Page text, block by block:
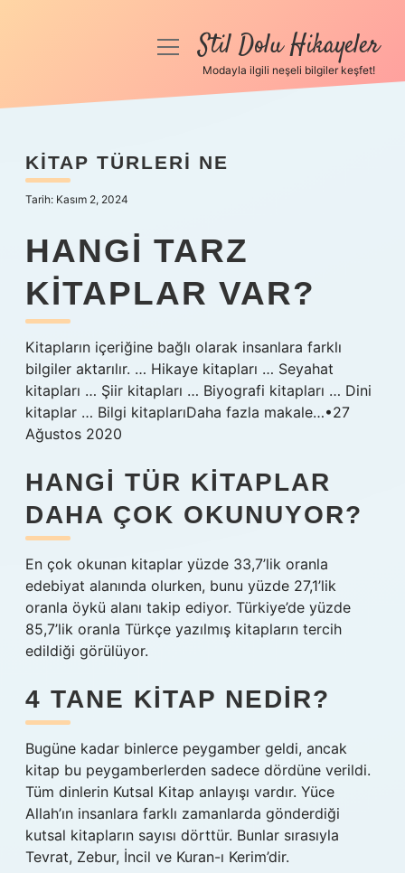
Anasayfa
Yasal Uyarı
menüyüStil Dolu Hikayeler
Modayla ilgili neşeli bilgiler keşfet!
KITAP TÜRLERI NE
Tarih: Kasım 2, 2024
HANGI TARZ
KITAPLAR VAR?
Kitapların içeriğine bağlı olarak insanlara farklı
bilgiler aktarılır. … Hikaye kitapları … Seyahat
kitapları … Şiir kitapları … Biyografi kitapları … Dini
kitaplar … Bilgi kitaplarıDaha fazla makale…•27
Ağustos 2020
HANGI TÜR KITAPLAR
DAHA ÇOK OKUNUYOR?
En çok okunan kitaplar yüzde 33,7’lik oranla
edebiyat alanında olurken, bunu yüzde 27,1’lik
oranla öykü alanı takip ediyor. Türkiye’de yüzde
85,7’lik oranla Türkçe yazılmış kitapların tercih
edildiği görülüyor.
4 TANE KITAP NEDIR?
Bugüne kadar binlerce peygamber geldi, ancak
kitap bu peygamberlerden sadece dördüne verildi.
Tüm dinlerin Kutsal Kitap anlayışı vardır. Yüce
Allah’ın insanlara farklı zamanlarda gönderdiği
kutsal kitapların sayısı dörttür. Bunlar sırasıyla
Tevrat, Zebur, İncil ve Kuran-ı Kerim’dir.